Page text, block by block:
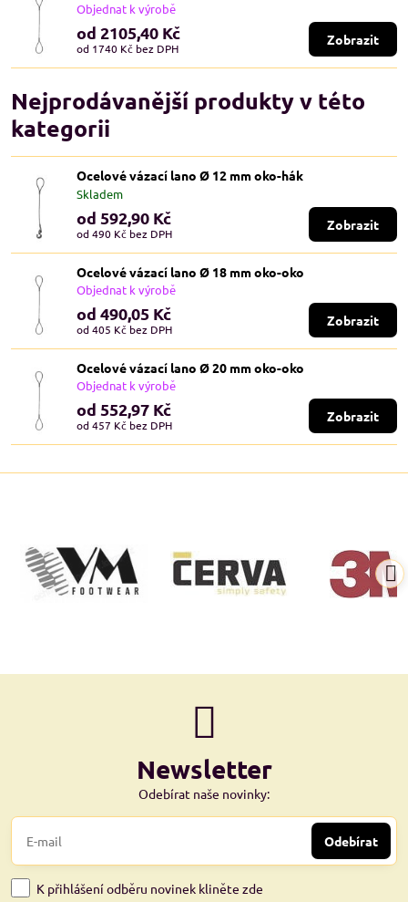
Objednat k výrobě
od 2105,40 Kč
od 1740 Kč bez DPH
Zobrazit
Nejprodávanější produkty v této
kategorii
Ocelové vázací lano Ø 12 mm oko-hák
Skladem
od 592,90 Kč
od 490 Kč bez DPH
Zobrazit
Ocelové vázací lano Ø 18 mm oko-oko
Objednat k výrobě
od 490,05 Kč
od 405 Kč bez DPH
Zobrazit
Ocelové vázací lano Ø 20 mm oko-oko
Objednat k výrobě
od 552,97 Kč
od 457 Kč bez DPH
Zobrazit
Newsletter
Odebírat naše novinky:
Odebírat
K přihlášení odběru novinek kliněte zde